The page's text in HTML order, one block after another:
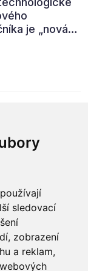
sledovací
zobrazení
a reklam,
je „nová